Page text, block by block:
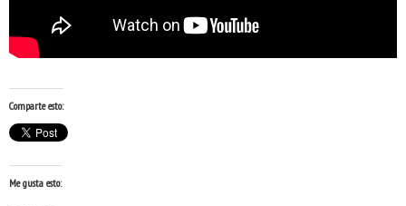
Comparte esto:
Me gusta esto: